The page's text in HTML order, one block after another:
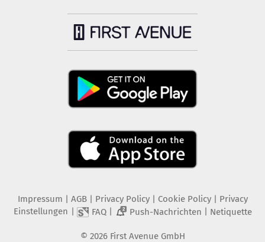
Impressum AGB Privacy Policy| Cookie Policy| Privacy
Einstellungen
FAQ| 2 Push-Nachrichten Netiquette
© 2026 First Avenue GmbH